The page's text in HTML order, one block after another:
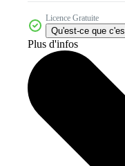
Licence Gratuite
Qu'est-ce que
Plus d'infos